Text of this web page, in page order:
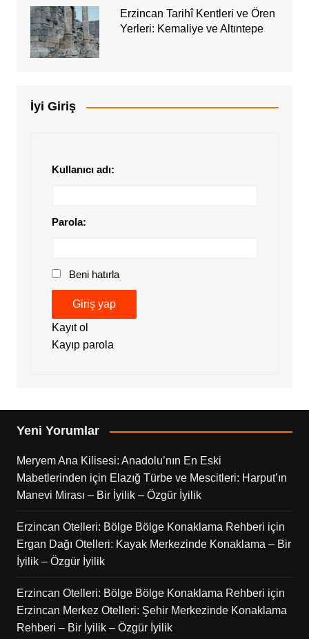
Erzincan Tarihî Kentleri ve Ören
Yerleri: Kemaliye ve Altıntepe
İyi Giriş
Kullanıcı adı:
Parola:
Beni hatırla
Giriş yap
Kayıt ol
Kayıp parola
Yeni Yorumlar
Meryem Ana Kilisesi: Anadolu’nın En Eski
Mabetlerinden için Elazığ Türbe ve Mescitleri: Harput’ın
Manevi Mirası – Bir İyilik – Özgür İyilik
Erzincan Otelleri: Bölge Bölge Konaklama Rehberi için
Ergan Dağı Otelleri: Kayak Merkezinde Konaklama – Bir
İyilik – Özgür İyilik
Erzincan Otelleri: Bölge Bölge Konaklama Rehberi için
Erzincan Merkez Otelleri: Şehir Merkezinde Konaklama
Rehberi – Bir İyilik – Özgür İyilik